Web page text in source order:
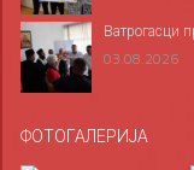
Ватрогасци
03.08.2026
ФОТОГАЛЕРИЈА